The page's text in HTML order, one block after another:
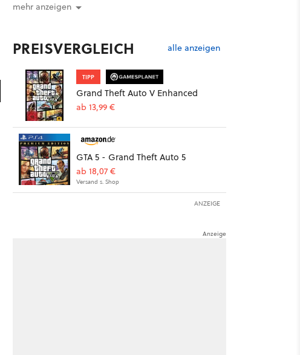
mehr anzeigen
PREISVERGLEICH alle anzeigen
TIPP
Grand Theft Auto V Enhanced
ab 13,99 €
GTA 5 - Grand Theft Auto 5
ab 18,07 €
Versand s. Shop
ANZEIGE